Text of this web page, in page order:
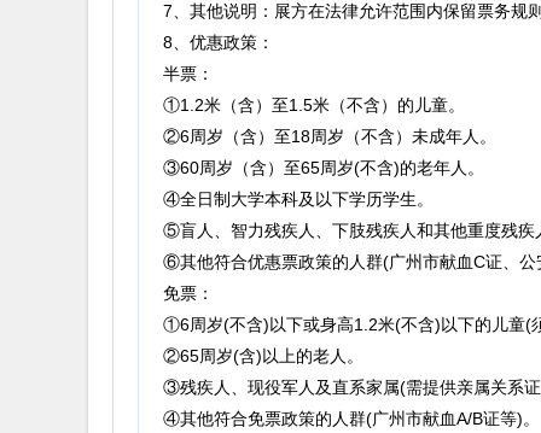
7、其他说明：展方在法律允许范围内保留票务规
8、优惠政策：
半票：
①1.2米（含）至1.5米（不含）的儿童。
②6周岁（含）至18周岁（不含）未成年人。
③60周岁（含）至65周岁(不含)的老年人。
④全日制大学本科及以下学历学生。
⑤盲人、智力残疾人、下肢残疾人和其他重度残疾
⑥其他符合优惠票政策的人群(广州市献血C证、公
免票：
①6周岁(不含)以下或身高1.2米(不含)以下的儿童(
②65周岁(含)以上的老人。
③残疾人、现役军人及直系家属(需提供亲属关系
④其他符合免票政策的人群(广州市献血A/B证等)。